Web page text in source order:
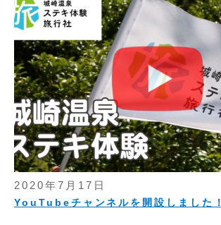
2020年7月17日
YouTubeチャンネルを開設しました！